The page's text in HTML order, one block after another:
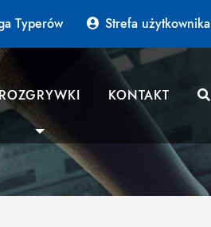
Typerów Strefa użytkownika
KONTAKT